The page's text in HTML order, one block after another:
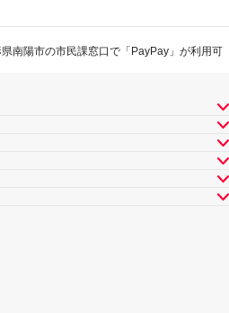
南陽市の市民課窓口で「PayPay」が利用可